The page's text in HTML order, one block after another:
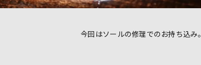
今回はソールの修理でのお持ち込み。